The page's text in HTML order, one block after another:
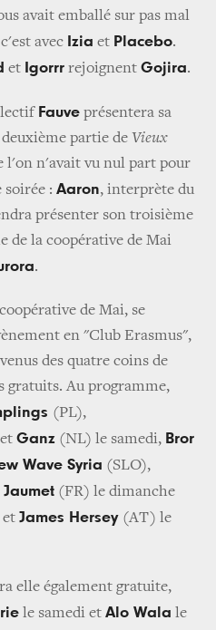
avait emballé sur pas mal
avec Izia et Placebo.
et Igorrr rejoignent Gojira.
Fauve présentera sa
partie de Vieux
l'on n'avait vu nul part pour
: Aaron, interprète du
présenter son troisième
de la coopérative de Mai
.
de Mai, se
en "Club Erasmus",
des quatre coins de
gratuits. Au programme,
(PL),
Ganz (NL) le samedi, Bror
Wave Syria (SLO),
Jaumet (FR) le dimanche
et James Hersey (AT) le
elle également gratuite,
le samedi et Alo Wala le